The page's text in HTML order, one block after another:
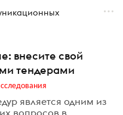
внесите свой
тендерами
является одним из
вопросов в